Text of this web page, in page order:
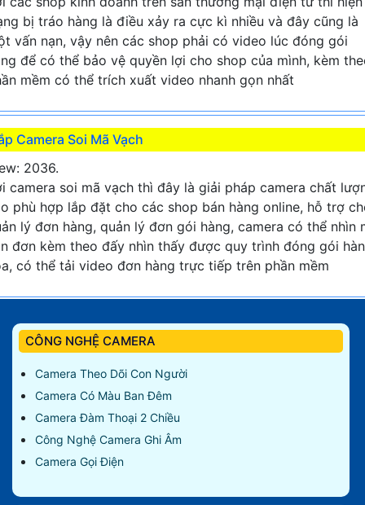
bị tráo hàng là điều xảy ra cực kì nhiều và đây cũng là
vấn nạn, vậy nên các shop phải có video lúc đóng gói
để có thể bảo vệ quyền lợi cho shop của mình, kèm
mềm có thể trích xuất video nhanh gọn nhất
Camera Soi Mã Vạch
2036.
camera soi mã vạch thì đây là giải pháp camera chất
phù hợp lắp đặt cho các shop bán hàng online, hỗ trợ
lý đơn hàng, quản lý đơn gói hàng, camera có thể nhìn
đơn kèm theo đấy nhìn thấy được quy trình đóng gói
có thể tải video đơn hàng trực tiếp trên phần mềm
CÔNG NGHỆ CAMERA
Camera Theo Dõi Con Người
Camera Có Màu Ban Đêm
Camera Đàm Thoại 2 Chiều
Công Nghệ Camera Ghi Âm
Camera Gọi Điện